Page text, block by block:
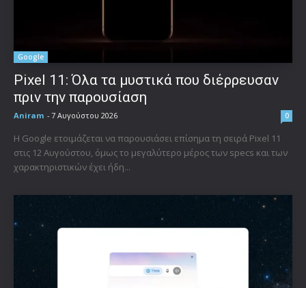
Google
Pixel 11: Όλα τα μυστικά που διέρρευσαν
πριν την παρουσίαση
Aniram - 7 Αυγούστου 2026 0
Η Google ετοιμάζεται να παρουσιάσει επίσημα τη σειρά Pixel 11
στις 12 Αυγούστου, όμως το μεγαλύτερο μέρος των specs και των
χαρακτηριστικών έχει ήδη...